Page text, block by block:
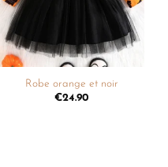
Robe orange et noir
€24.90